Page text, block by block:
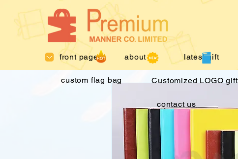
front page about us latest gift
custom flag bag Customized LOGO gift
contact us